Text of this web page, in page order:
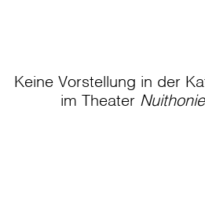
Keine Vorstellung in der
im Theater Nuithonie